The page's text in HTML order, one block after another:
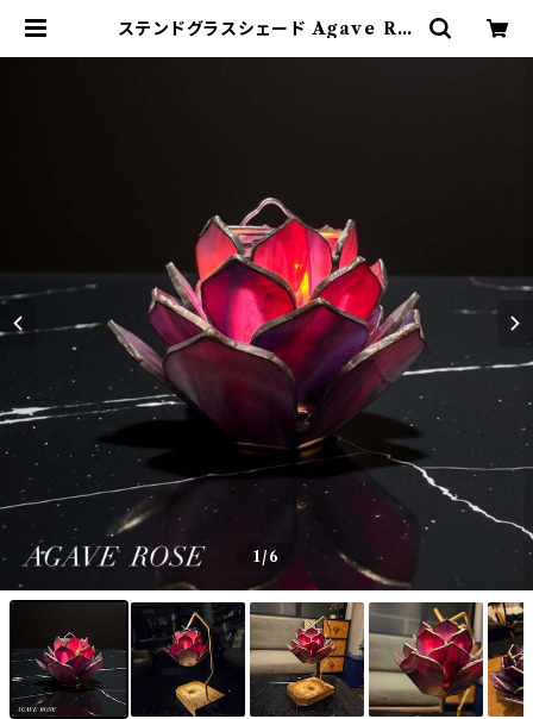
ステンドグラスシェード Agave RO
1/6